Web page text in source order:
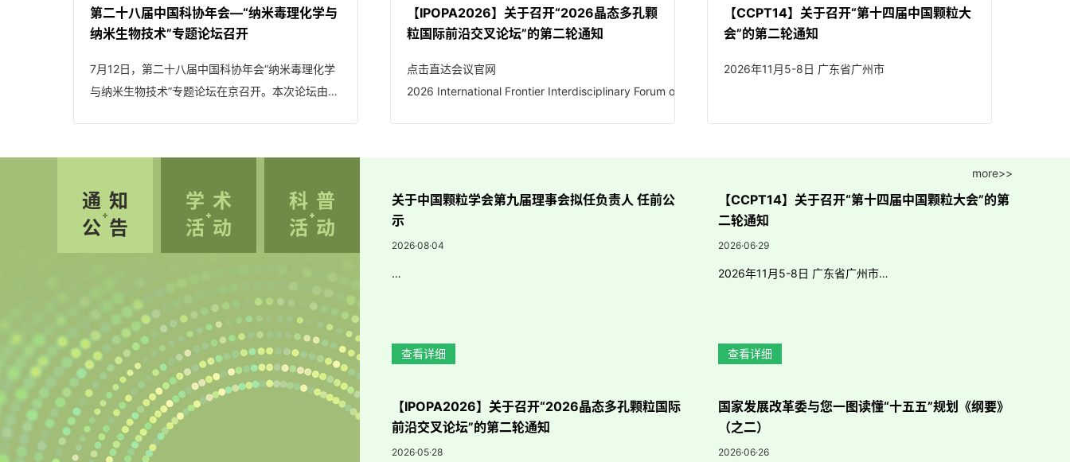
第十三届中国颗粒大会
(Pyro2024）
on Catalytic Science and
第二十八届中国科协年会—“纳米毒理化学与
纳米生物技术”专题论坛召开
7月12日，第二十八届中国科协年会“纳米毒理化学
与纳米生物技术”专题论坛在京召开。本次论坛由中
次专题论坛以跨域融合、问题导向、共识凝聚为核
材料、临床转化、生态环境与标准化等跨学科跨领
域专家学者进行深入交流。中国科学院生态环境研
遇 发展分析仪器》《面向生命健康的智能生物分析
化学》《纳米环境健康效应与研究方法》的特邀报
告，中国科学院南京土壤研究所研究员骆永明、中
国环境科学研究院研究员赵晓丽、复旦大学教授俞
燕蕾分别作《土壤环境微塑料研究进展与问题探
讨》《微纳塑料潜在生态健康风险与管控对策的初
步思考》《智能形变高分子材料及其应用》的主旨
报告。上述报告重点围绕纳米材料生物效应与毒理
【IPOPA2026】关于召开“2026晶态多孔颗
粒国际前沿交叉论坛”的第二轮通知
点击直达会议官网
2026 International Frontier Interdisciplinary Forum on Crystalline Porous Particles (IPOPA2026)
【CCPT14】关于召开“第十四届中国颗粒大
会”的第二轮通知
2026年11月5-8日 广东省广州市
通知
公告
学术
活动
科普
活动
关于中国颗粒学会第九届理事会拟任负责人 任前公
示
2026·08·04
…
查看详细
【CCPT14】关于召开“第十四届中国颗粒大会”的第
二轮通知
2026·06·29
2026年11月5-8日 广东省广州市…
查看详细
【IPOPA2026】关于召开“2026晶态多孔颗粒国际
前沿交叉论坛”的第二轮通知
2026·05·28
国家发展改革委与您一图读懂“十五五”规划《纲要》
（之二）
2026·06·26
more>>